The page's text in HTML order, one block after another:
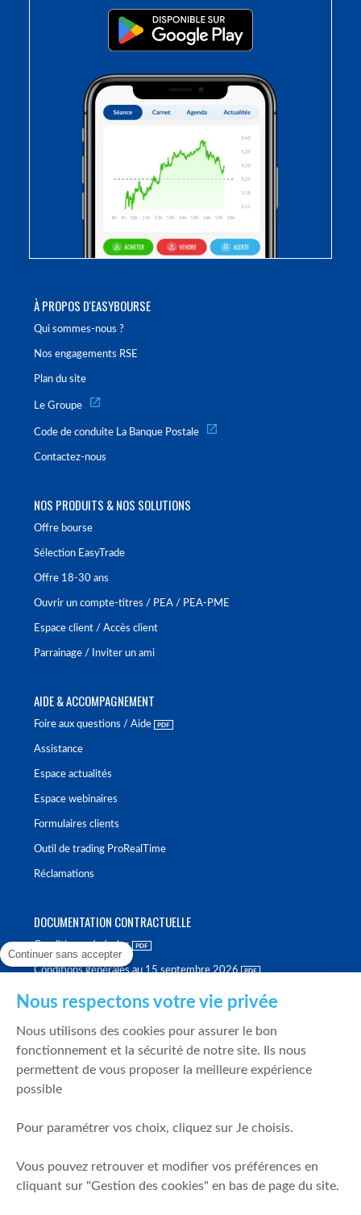
À PROPOS D'EASYBOURSE
Qui sommes-nous ?
Nos engagements RSE
Plan du site
Le Groupe
Code de conduite La Banque Postale
Contactez-nous
NOS PRODUITS & NOS SOLUTIONS
Offre bourse
Sélection EasyTrade
Offre 18-30 ans
Ouvrir un compte-titres / PEA / PEA-PME
Espace client / Accès client
Parrainage / Inviter un ami
AIDE & ACCOMPAGNEMENT
Foire aux questions / Aide
Assistance
Espace actualités
Espace webinaires
Formulaires clients
Outil de trading ProRealTime
Réclamations
DOCUMENTATION CONTRACTUELLE
Conditions générales
Conditions générales au 15 septembre 2026
Politique de meilleure sélection
Politique de durabilité
Fonds de garantie des dépôts et de résolution
Mentions légales
Prévention de la fraude
Continuer sans accepter
Nous respectons votre vie privée
Nous utilisons des cookies pour assurer le bon
fonctionnement et la sécurité de notre site. Ils nous
permettent de vous proposer la meilleure expérience
possible
Pour paramétrer vos choix, cliquez sur Je choisis.
Vous pouvez retrouver et modifier vos préférences en
cliquant sur "Gestion des cookies" en bas de page du site.